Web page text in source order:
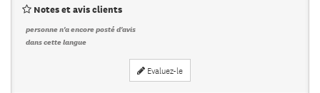
Notes et avis clients
personne n'a encore posté d'avis
dans cette langue
Evaluez-le